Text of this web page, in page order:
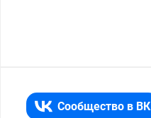
Сообщество в ВК